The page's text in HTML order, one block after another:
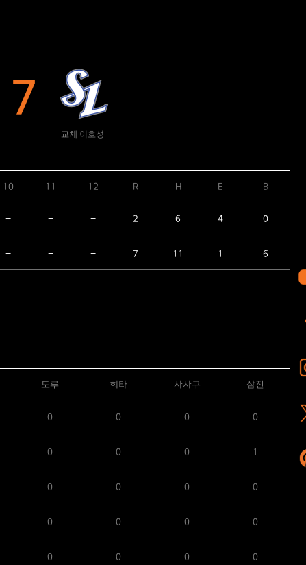
7
교체 이호성
10 11 12 R H E B
- - - 2 6 4 0
- - - 7 11 1 6
도루 희타 사사구 삼진
0 0 0 0
0 0 0 1
0 0 0 0
0 0 0 0
0 0 0 0